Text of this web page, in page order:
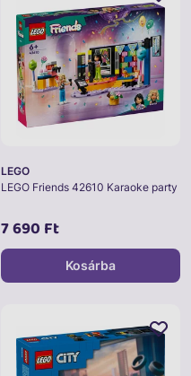
LEGO
LEGO Friends 42610 Karaoke party
7 690 Ft
Kosárba